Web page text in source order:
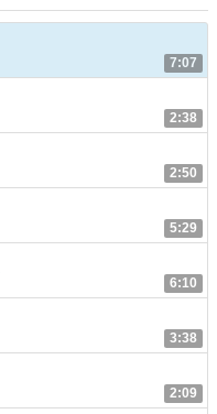
7:07
2:38
2:50
5:29
6:10
3:38
2:09